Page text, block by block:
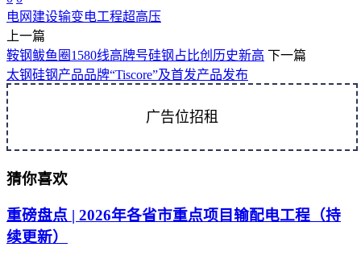
电网建设输变电工程超高压
上一篇
鞍钢鲅鱼圈1580线高牌号硅钢占比创历史新高 下一篇
太钢硅钢产品品牌“Tiscore”及首发产品发布
广告位招租
猜你喜欢
重磅盘点 | 2026年各省市重点项目输配电工程（持
续更新）